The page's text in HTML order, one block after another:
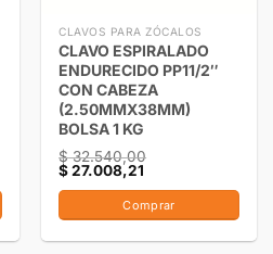
CLAVOS PARA ZÓCALOS
CLAVO ESPIRALADO
ENDURECIDO PP11/2″
CON CABEZA
(2.50MMX38MM)
BOLSA 1 KG
$32.540,00
$27.008,21
Comprar